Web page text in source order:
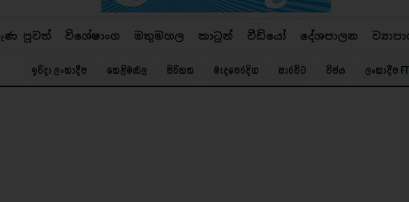
පුවත් විශේෂාංග මතුමහල කාටූන් වීඩියෝ දේශපාලන
ඉරිදා ලංකාදීප කෙළිමඬල සිරිකත මැදපෙරදිග සාරවිට විජය ලංකාදීප FT